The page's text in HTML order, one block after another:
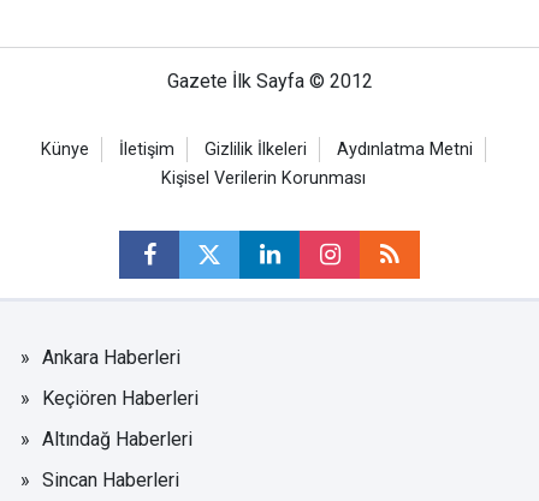
Gazete İlk Sayfa © 2012
Künye İletişim Gizlilik İlkeleri
Aydınlatma Metni
Kişisel Verilerin Korunması
Ankara Haberleri
Keçiören Haberleri
Altındağ Haberleri
Sincan Haberleri